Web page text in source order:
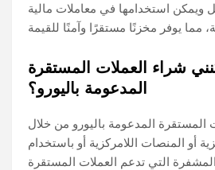
ويمكن استخدامها في معاملات مالية
شراء العملات المستقرة
المدعومة باليورو؟
المستقرة المدعومة باليورو من خلال
أو المنصات اللامركزية أو باستخدام
التي تدعم العملات المستقرة